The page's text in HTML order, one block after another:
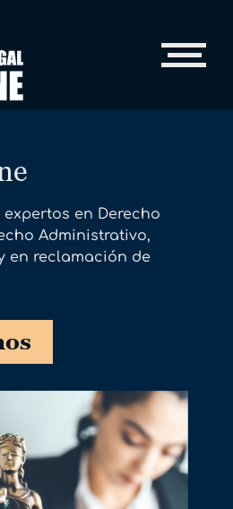
en Derecho
Administrativo,
en reclamación de